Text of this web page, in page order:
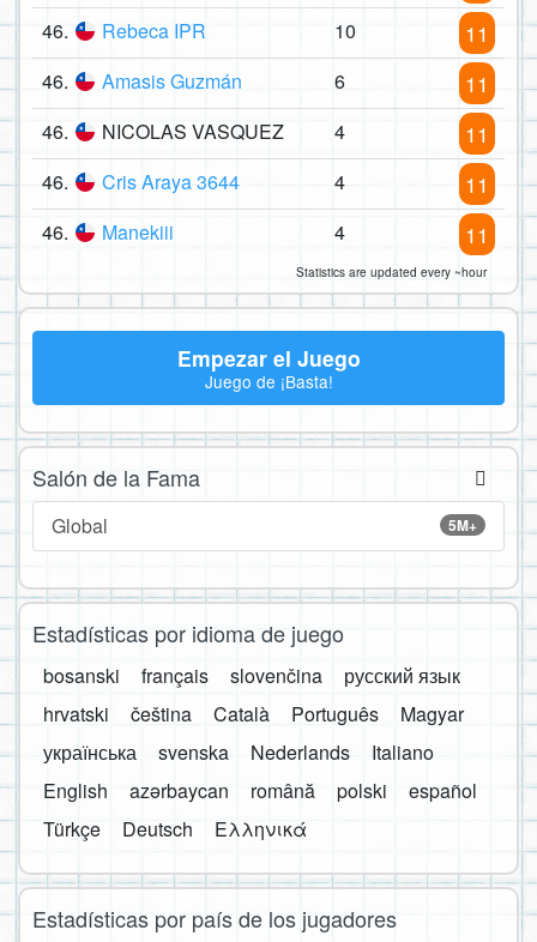
46. Rebeca IPR 10 11
46. Amasis Guzmán 6 11
46. NICOLAS VASQUEZ 4 11
46. Cris Araya 3644 4 11
46. Manekiii 4 11
Statistics are updated every ~hour
Empezar el Juego
Juego de ¡Basta!
Salón de la Fama
5M+
Global
Estadísticas por idioma de juego
bosanski français slovenčina
русский язык
hrvatski
čeština Català Português
Magyar
українська
svenska Nederlands
Italiano
English
azərbaycan română polski
español
Türkçe
Deutsch Ελληνικά
Estadísticas por país de los jugadores